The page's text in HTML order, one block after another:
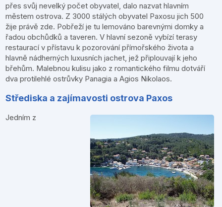
přes svůj nevelký počet obyvatel, dalo nazvat hlavním
městem ostrova. Z 3000 stálých obyvatel Paxosu jich 500
žije právě zde. Pobřeží je tu lemováno barevnými domky a
řadou obchůdků a taveren. V hlavní sezoně vybízí terasy
restaurací v přístavu k pozorování přímořského života a
hlavně nádherných luxusních jachet, jež připlouvají k jeho
břehům. Malebnou kulisu jako z romantického filmu dotváří
dva protilehlé ostrůvky Panagia a Agios Nikolaos.
Střediska a zajímavosti ostrova Paxos
Jedním z